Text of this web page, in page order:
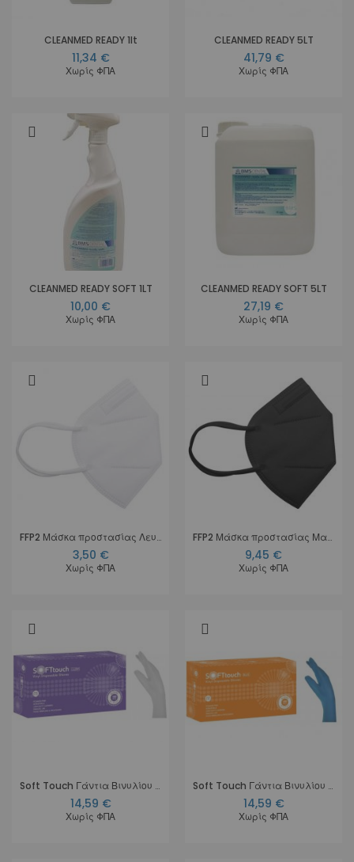
CLEANMED READY 1lt
11,34 €
Χωρίς ΦΠΑ
CLEANMED READY 5LT
41,79 €
Χωρίς ΦΠΑ
CLEANMED READY SOFT 1LT
10,00 €
Χωρίς ΦΠΑ
CLEANMED READY SOFT 5LT
27,19 €
Χωρίς ΦΠΑ
FFP2 Μάσκα προστασίας Λευκή
3,50 €
Χωρίς ΦΠΑ
FFP2 Μάσκα προστασίας Μαύρη
9,45 €
Χωρίς ΦΠΑ
Soft Touch Γάντια Βινυλίου - Λευκό χωρίς πούδρα
14,59 €
Χωρίς ΦΠΑ
Soft Touch Γάντια Βινυλίου - Μπλε χωρίς πούδρα
14,59 €
Χωρίς ΦΠΑ